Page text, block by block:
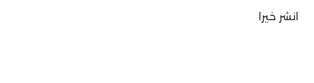
انشر خيرا